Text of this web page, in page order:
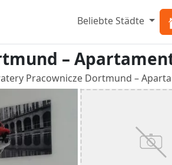
Beliebte Städte
–
Pracownicze Dortmund –